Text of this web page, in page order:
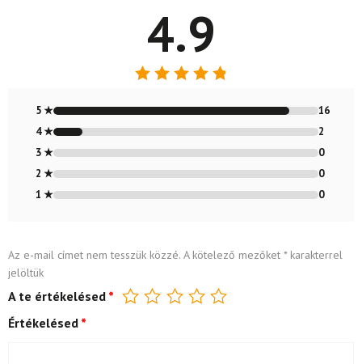
4.9
4.89/ 5
5 ★
16
4 ★
2
3 ★
0
2 ★
0
1 ★
0
Az e-mail címet nem tesszük közzé. A kötelező mezőket *karakterrel
jelöltük
A te értékelésed *
Értékelésed *